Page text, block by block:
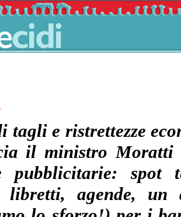
tagli e ristrettezze
il ministro
pubblicitarie:
libretti, agende, un